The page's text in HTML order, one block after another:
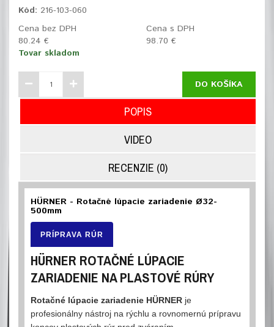
Kód: 216-103-060
Cena bez DPH
80.24 €
Cena s DPH
98.70 €
Tovar skladom
DO KOŠÍKA
POPIS
VIDEO
RECENZIE (0)
HÜRNER - Rotačné lúpacie zariadenie Ø32-
500mm
PRÍPRAVA RÚR
HÜRNER ROTAČNÉ LÚPACIE
ZARIADENIE NA PLASTOVÉ RÚRY
Rotačné lúpacie zariadenie HÜRNER je
profesionálny nástroj na rýchlu a rovnomernú prípravu